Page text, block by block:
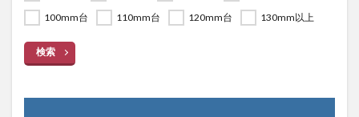
100mm台
110mm台 120mm台 130mm以上
検索